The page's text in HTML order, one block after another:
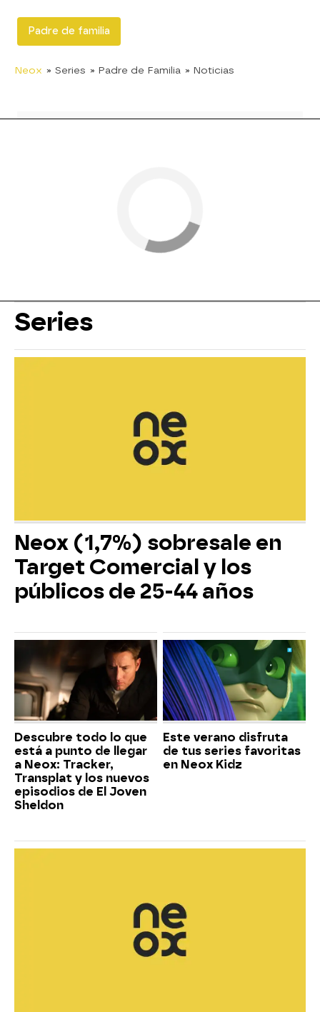
Padre de familia
Neox » Series » Padre de Familia » Noticias
Series
Neox (1,7%) sobresale en
Target Comercial y los
públicos de 25-44 años
Descubre todo lo que
está a punto de llegar
a Neox: Tracker,
Transplat y los nuevos
episodios de El Joven
Sheldon
Este verano disfruta
de tus series favoritas
en Neox Kidz